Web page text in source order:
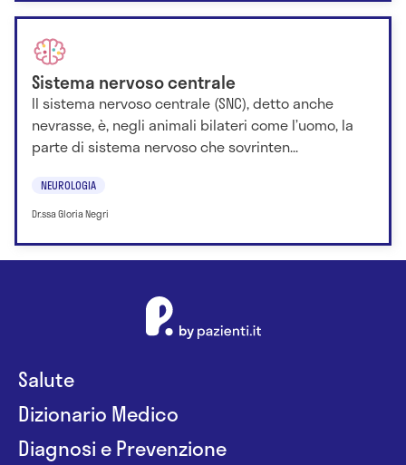
Sistema nervoso centrale
Il sistema nervoso centrale (SNC), detto anche
nevrasse, è, negli animali bilateri come l’uomo, la
parte di sistema nervoso che sovrinten...
NEUROLOGIA
Dr.ssa Gloria Negri
Salute
Dizionario Medico
Diagnosi e Prevenzione